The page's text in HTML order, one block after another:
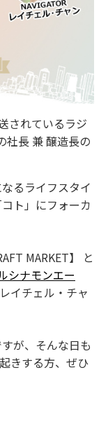
されているラジ
社長 兼 醸造長の
るライフスタイ
ト」にフォーカ
MARKET】 と
シナモンエー
イチェル・チャ
が、そんな日も
きする方、ぜひ